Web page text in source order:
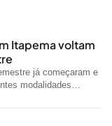
Itapema voltam
já começaram e
modalidades